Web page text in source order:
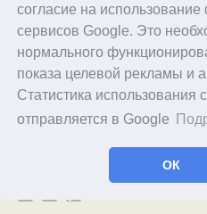
согласие на
сервисов Google. Это
нормального
показа целевой рекламы и
Статистика использования
отправляется в Google
ОК
Боян же:
- Извините, а в какой
- Не знаю и знать не
интересуюсь!